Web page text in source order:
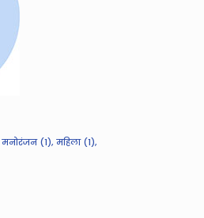
मनोरंजन (1), महिला (1),